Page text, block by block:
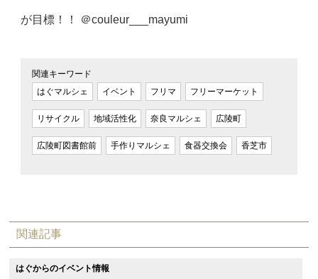
が目標！！ ＠couleur___mayumi
関連キーワード
はぐマルシェ
イベント フリマ フリーマーケット
リサイクル 地域活性化 奈良マルシェ 広陵町
広陵町図書館前 手作りマルシェ 食器交換会 香芝市
関連記事
はぐからのイベント情報